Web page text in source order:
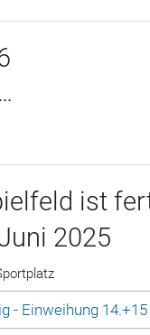
ist
2025
- Einweihung